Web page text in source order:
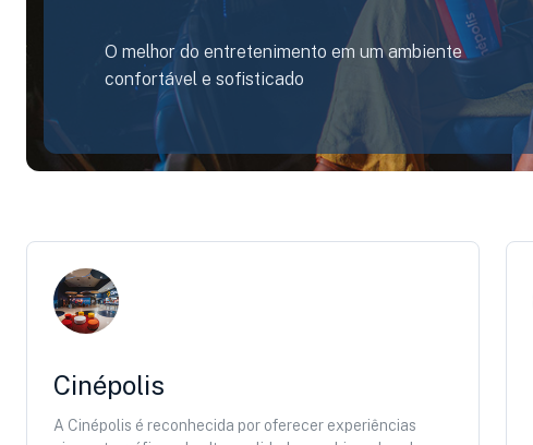
O melhor do entretenimento em um ambiente
confortável e sofisticado
Cinépolis
A Cinépolis é reconhecida por oferecer experiências